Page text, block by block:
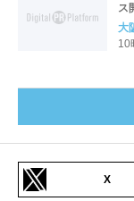
ス
未
ト
大
10
X